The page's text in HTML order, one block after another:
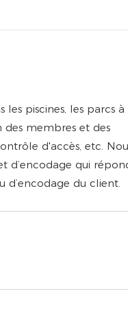
piscines, les parcs
des membres et des
d'accès, etc.
d’encodage qui
d’encodage du client.